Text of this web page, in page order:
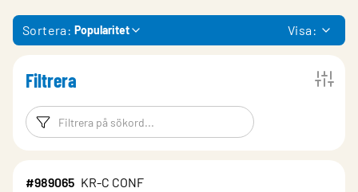
Sortera: Popularitet Visa:
Filtrera
Filtreringsord Filtrera
#989065 KR-C CONF